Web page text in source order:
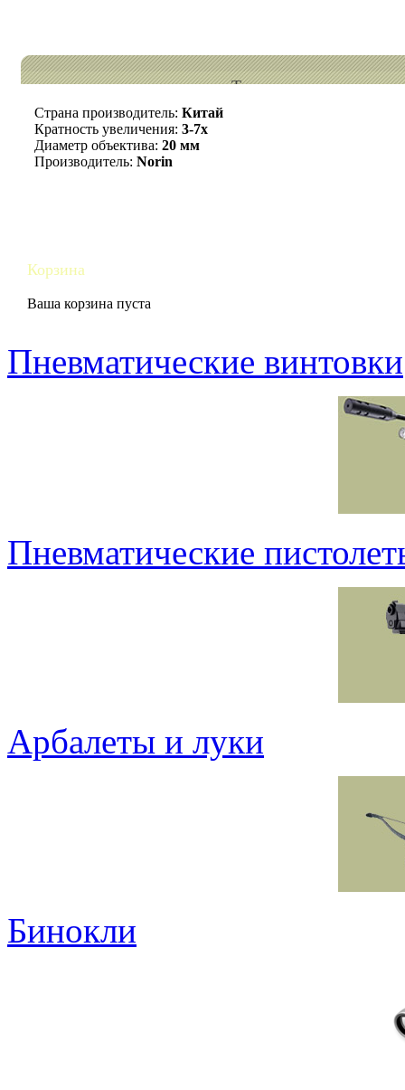
Технические
Страна производитель: Китай
Кратность увеличения: 3-7х
Диаметр объектива: 20 мм
Производитель: Norin
Корзина
Ваша корзина пуста
Пневматические винтовки
Пневматические
Арбалеты и луки
Бинокли